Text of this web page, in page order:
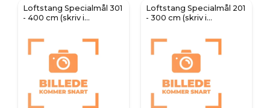
Loftstang Specialmål 301
- 400 cm (skriv i
Loftstang Specialmål 201
- 300 cm (skriv i